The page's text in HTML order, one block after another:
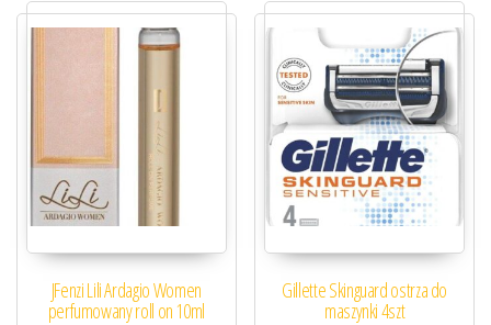
JFenzi Lili Ardagio Women
perfumowany roll on 10ml
Gillette Skinguard ostrza do
maszynki 4szt